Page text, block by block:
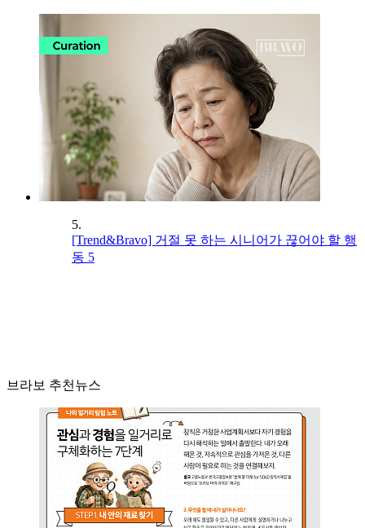
5.
[Trend&Bravo] 거절 못 하는 시니어가 끊어야 할 행
동 5
브라보 추천뉴스